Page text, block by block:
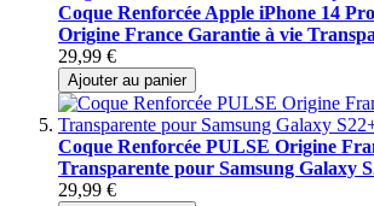
Coque Renforcée Apple iPhone 14
Origine France Garantie à vie
29,99 €
Ajouter au panier
Coque Renforcée PULSE Origine
Transparente pour Samsung Galaxy
29,99 €